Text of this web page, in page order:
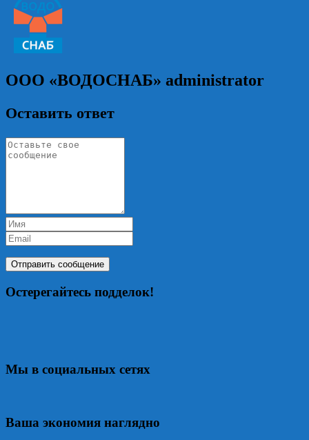
ООО «ВОДОСНАБ» administrator
Оставить ответ
Остерегайтесь подделок!
Мы в социальных сетях
Ваша экономия наглядно